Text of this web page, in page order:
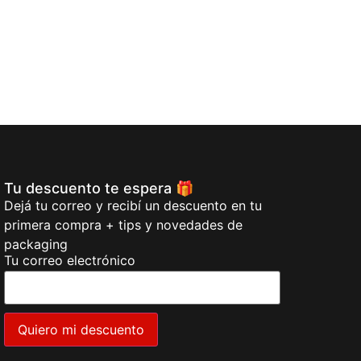
Tu descuento te espera 🎁
Dejá tu correo y recibí un descuento en tu
primera compra + tips y novedades de
packaging
Tu correo electrónico